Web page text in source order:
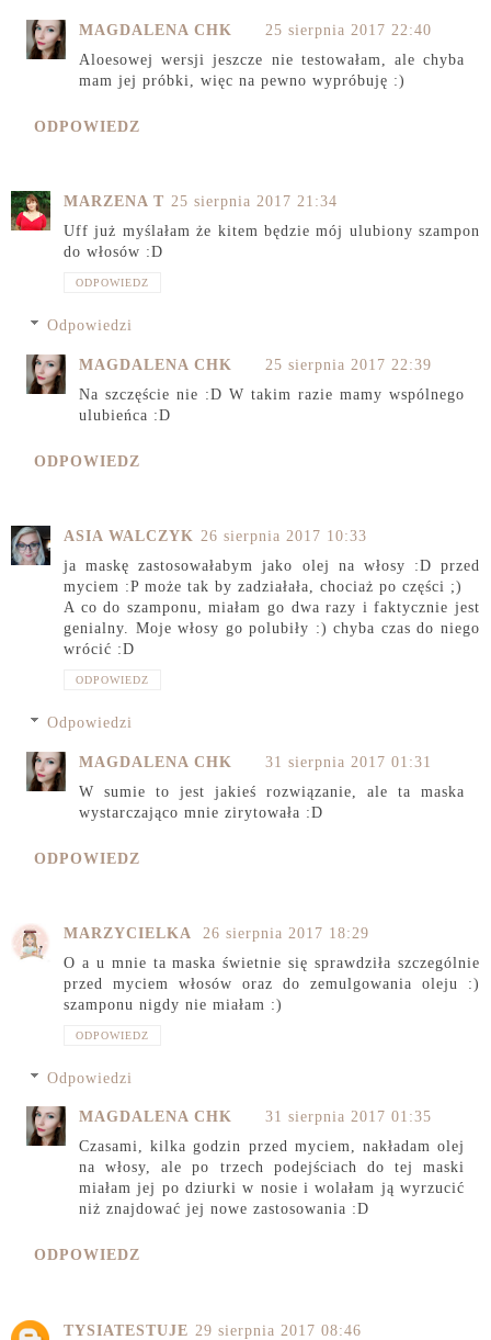
MAGDALENA CHK
25 sierpnia 2017 22:40
Aloesowej wersji jeszcze nie testowałam, ale chyba
mam jej próbki, więc na pewno wypróbuję :)
ODPOWIEDZ
MARZENA T 25 sierpnia 2017 21:34
Uff już myślałam że kitem będzie mój ulubiony szampon
do włosów :D
ODPOWIEDZ
Odpowiedzi
MAGDALENA CHK
25 sierpnia 2017 22:39
Na szczęście nie :D W takim razie mamy wspólnego
ulubieńca :D
ODPOWIEDZ
ASIA WALCZYK 26 sierpnia 2017 10:33
ja maskę zastosowałabym jako olej na włosy :D przed
myciem :P może tak by zadziałała, chociaż po części ;)
A co do szamponu, miałam go dwa razy i faktycznie jest
genialny. Moje włosy go polubiły :) chyba czas do niego
wrócić :D
ODPOWIEDZ
Odpowiedzi
MAGDALENA CHK
31 sierpnia 2017 01:31
W sumie to jest jakieś rozwiązanie, ale ta maska
wystarczająco mnie zirytowała :D
ODPOWIEDZ
MARZYCIELKA
26 sierpnia 2017 18:29
O a u mnie ta maska świetnie się sprawdziła szczególnie
przed myciem włosów oraz do zemulgowania oleju :)
szamponu nigdy nie miałam :)
ODPOWIEDZ
Odpowiedzi
MAGDALENA CHK
31 sierpnia 2017 01:35
Czasami, kilka godzin przed myciem, nakładam olej
na włosy, ale po trzech podejściach do tej maski
miałam jej po dziurki w nosie i wolałam ją wyrzucić
niż znajdować jej nowe zastosowania :D
ODPOWIEDZ
TYSIATESTUJE 29 sierpnia 2017 08:46